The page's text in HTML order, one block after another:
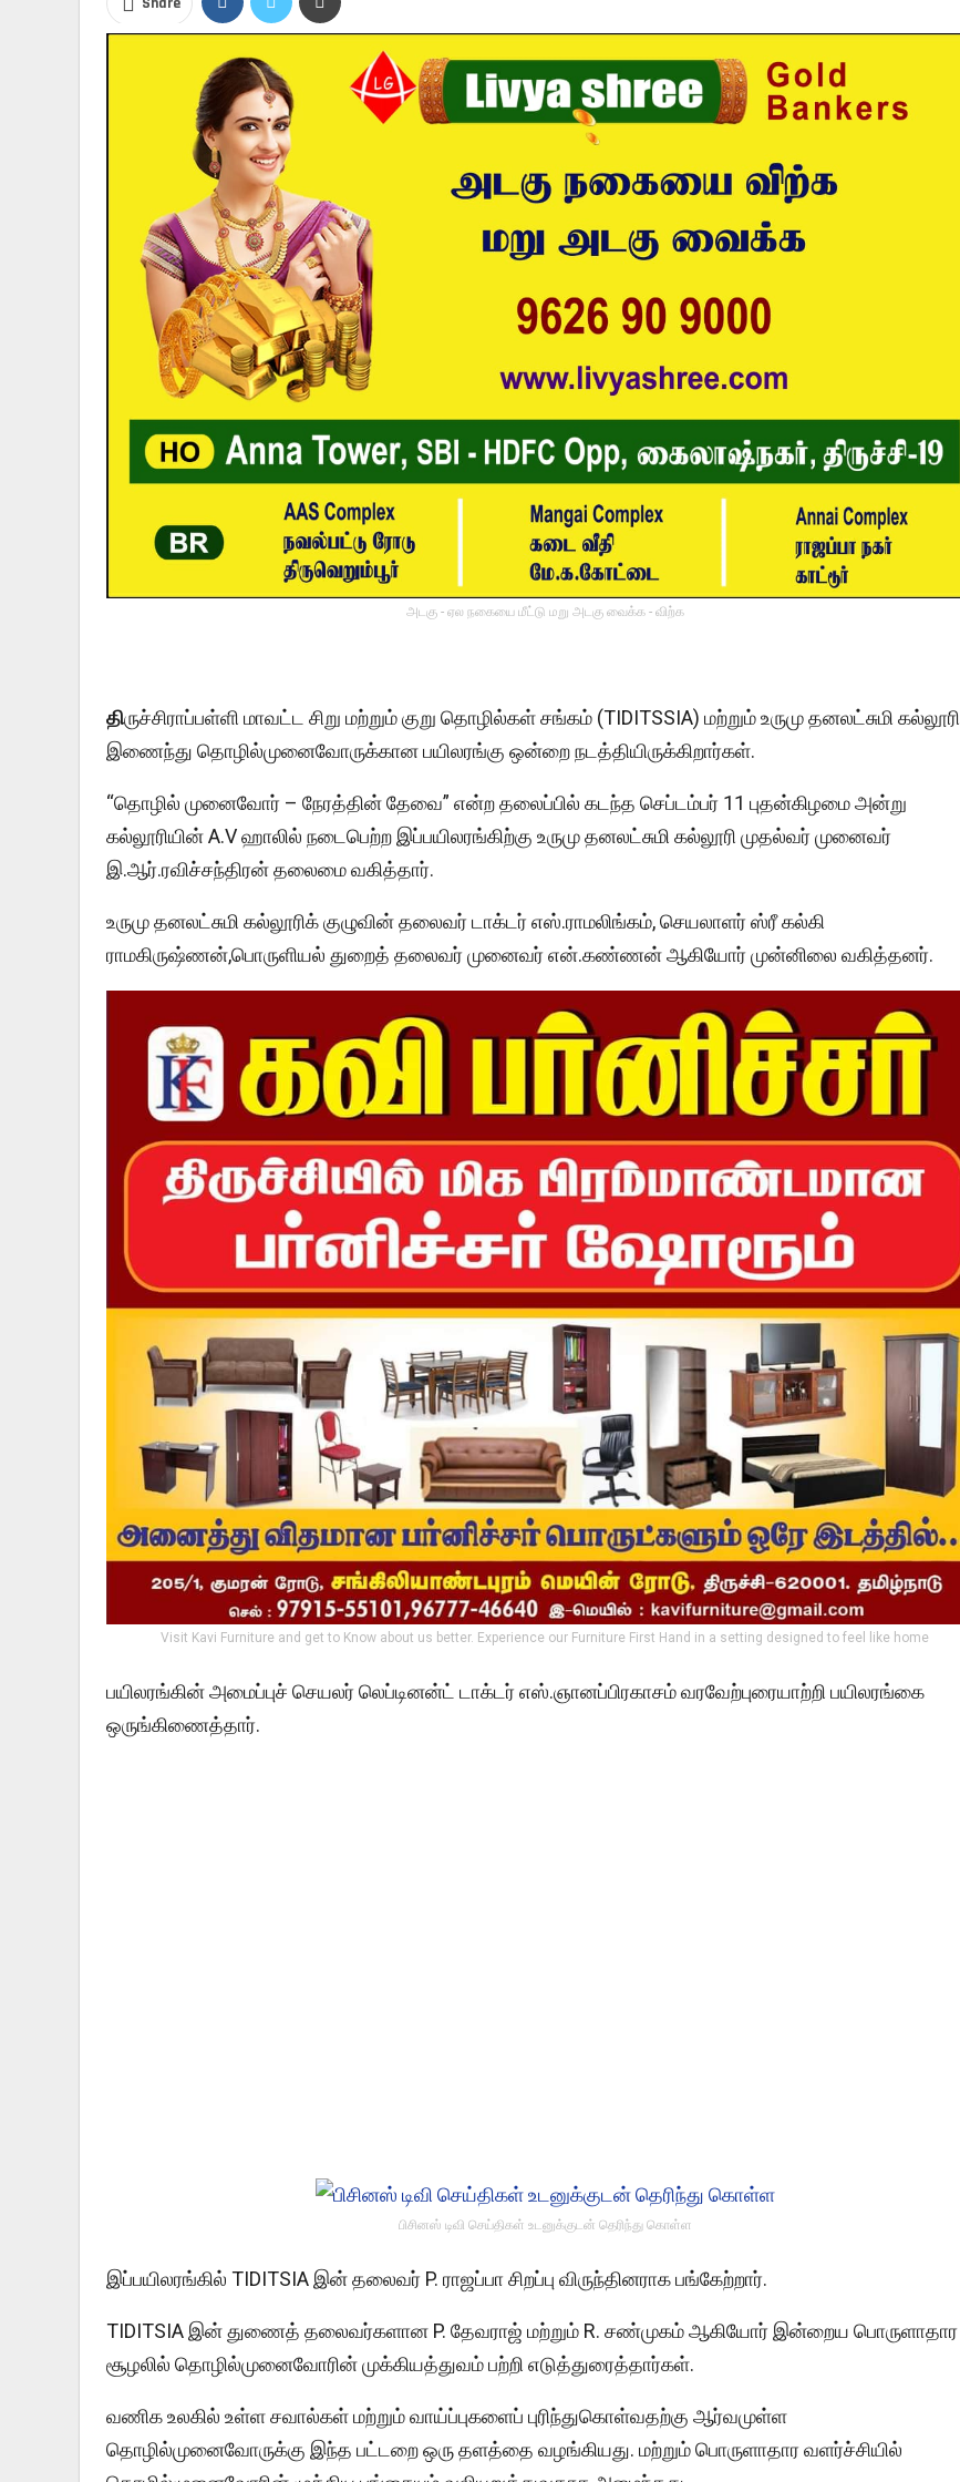
அடகு - ஏல நகையை மீட்டு மறு அடகு வைக்க - விற்க
திருச்சிராப்பள்ளி மாவட்ட சிறு மற்றும் குறு தொழில்கள் சங்கம் (TIDITSSIA) மற்றும் உருமு தனலட்சுமி கல்லூரி
இணைந்து தொழில்முனைவோருக்கான பயிலரங்கு ஒன்றை நடத்தியிருக்கிறார்கள்.
“தொழில் முனைவோர் – நேரத்தின் தேவை” என்ற தலைப்பில் கடந்த செப்டம்பர் 11 புதன்கிழமை அன்று
கல்லூரியின் A.V ஹாலில் நடைபெற்ற இப்பயிலரங்கிற்கு உருமு தனலட்சுமி கல்லூரி முதல்வர் முனைவர்
இ.ஆர்.ரவிச்சந்திரன் தலைமை வகித்தார்.
உருமு தனலட்சுமி கல்லூரிக் குழுவின் தலைவர் டாக்டர் எஸ்.ராமலிங்கம், செயலாளர் ஸ்ரீ கல்கி
ராமகிருஷ்ணன்,பொருளியல் துறைத் தலைவர் முனைவர் என்.கண்ணன் ஆகியோர் முன்னிலை வகித்தனர்.
Visit Kavi Furniture and get to Know about us better. Experience our Furniture First Hand in a setting designed to feel like home
பயிலரங்கின் அமைப்புச் செயலர் லெப்டினன்ட் டாக்டர் எஸ்.ஞானப்பிரகாசம் வரவேற்புரையாற்றி பயிலரங்கை
ஒருங்கிணைத்தார்.
பிசினஸ் டிவி செய்திகள் உடனுக்குடன் தெரிந்து கொள்ள
இப்பயிலரங்கில் TIDITSIA இன் தலைவர் P. ராஜப்பா சிறப்பு விருந்தினராக பங்கேற்றார்.
TIDITSIA இன் துணைத் தலைவர்களான P. தேவராஜ் மற்றும் R. சண்முகம் ஆகியோர் இன்றைய பொருளாதார
சூழலில் தொழில்முனைவோரின் முக்கியத்துவம் பற்றி எடுத்துரைத்தார்கள்.
வணிக உலகில் உள்ள சவால்கள் மற்றும் வாய்ப்புகளைப் புரிந்துகொள்வதற்கு ஆர்வமுள்ள
தொழில்முனைவோருக்கு இந்த பட்டறை ஒரு தளத்தை வழங்கியது. மற்றும் பொருளாதார வளர்ச்சியில்